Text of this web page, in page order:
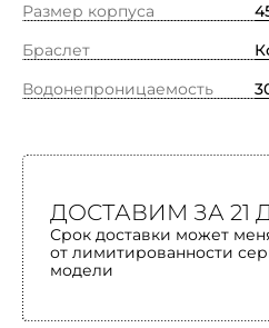
Размер корпуса
Браслет
Водонепроницаемость
ДОСТАВИМ ЗА 21
Срок доставки может
от лимитированности
модели